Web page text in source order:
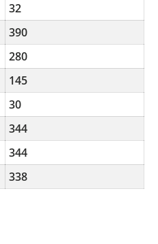
32
390
280
145
30
344
344
338